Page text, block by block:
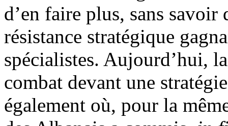
d’en faire plus, sans
résistance stratégique
spécialistes. Aujourd’hui,
combat devant une
également où, pour la